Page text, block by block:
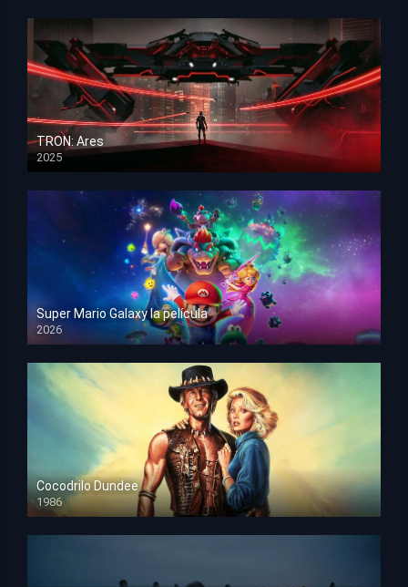
TRON: Ares
2025
HD 1080p
Super Mario Galaxy la película
2026
HD 1080p
Cocodrilo Dundee
1986
HD 1080p